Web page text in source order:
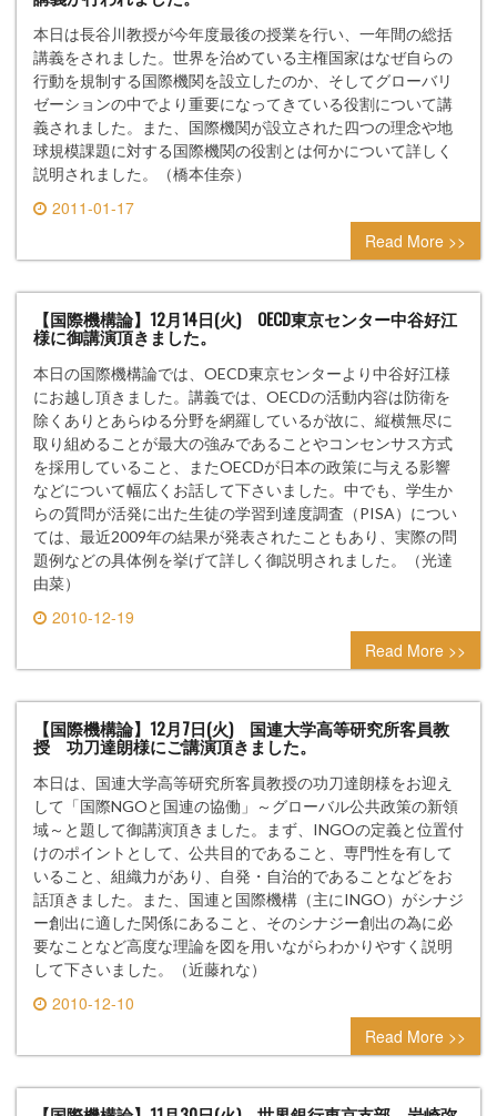
本日は長谷川教授が今年度最後の授業を行い、一年間の総括
講義をされました。世界を治めている主権国家はなぜ自らの
行動を規制する国際機関を設立したのか、そしてグローバリ
ゼーションの中でより重要になってきている役割について講
義されました。また、国際機関が設立された四つの理念や地
球規模課題に対する国際機関の役割とは何かについて詳しく
説明されました。（橋本佳奈）
2011-01-17
0 comment
Read More >>
【国際機構論】12月14日(火) OECD東京センター中谷好江
様に御講演頂きました。
本日の国際機構論では、OECD東京センターより中谷好江様
にお越し頂きました。講義では、OECDの活動内容は防衛を
除くありとあらゆる分野を網羅しているが故に、縦横無尽に
取り組めることが最大の強みであることやコンセンサス方式
を採用していること、またOECDが日本の政策に与える影響
などについて幅広くお話して下さいました。中でも、学生か
らの質問が活発に出た生徒の学習到達度調査（PISA）につい
ては、最近2009年の結果が発表されたこともあり、実際の問
題例などの具体例を挙げて詳しく御説明されました。（光達
由菜）
2010-12-19
0 comment
Read More >>
【国際機構論】12月7日(火) 国連大学高等研究所客員教
授 功刀達朗様にご講演頂きました。
本日は、国連大学高等研究所客員教授の功刀達朗様をお迎え
して「国際NGOと国連の協働」～グローバル公共政策の新領
域～と題して御講演頂きました。まず、INGOの定義と位置付
けのポイントとして、公共目的であること、専門性を有して
いること、組織力があり、自発・自治的であることなどをお
話頂きました。また、国連と国際機構（主にINGO）がシナジ
ー創出に適した関係にあること、そのシナジー創出の為に必
要なことなど高度な理論を図を用いながらわかりやすく説明
して下さいました。（近藤れな）
2010-12-10
0 comment
Read More >>